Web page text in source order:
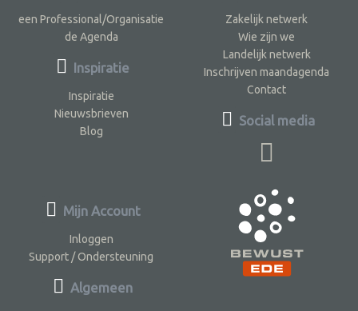
een Professional/Organisatie
de Agenda
Inspiratie
Inspiratie
Nieuwsbrieven
Blog
Zakelijk netwerk
Wie zijn we
Landelijk netwerk
Inschrijven maandagenda
Contact
Social media
Mijn Account
Inloggen
Support / Ondersteuning
Algemeen